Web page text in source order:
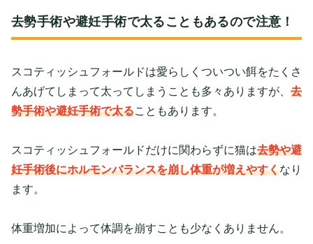
去勢手術や避妊手術で太ることもあるので注意！
スコティッシュフォールドは愛らしくついつい餌をたくさ
んあげてしまって太ってしまうことも多々ありますが、 去
勢手術や避妊手術で太ることもあります。
スコティッシュフォールドだけに関わらずに猫は去勢や避
妊手術後にホルモンバランスを崩し体重が増えやすくなり
ます。
体重増加によって体調を崩すことも少なくありません。